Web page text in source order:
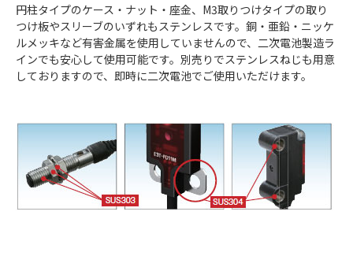
円柱タイプのケース・ナット・座金、M3取りつけタイプの取り
つけ板やスリーブのいずれもステンレスです。銅・亜鉛・ニッケ
ルメッキなど有害金属を使用していませんので、二次電池製造ラ
インでも安心して使用可能です。別売りでステンレスねじも用意
しておりますので、即時に二次電池でご使用いただけます。